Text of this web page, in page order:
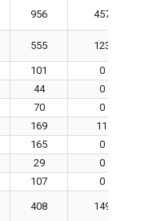
956 457
555 123
101
0
44
0
70
0
169
11
165
0
29
0
107 0
408 149